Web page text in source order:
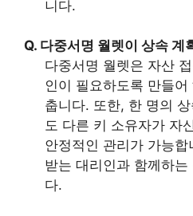
니다.
Q. 다중서명 월렛이 상속 계
다중서명 월렛은 자산
인이 필요하도록 만들
춥니다. 또한, 한 명의
도 다른 키 소유자가 자
안정적인 관리가 가능합
받는 대리인과 함께하는
다.